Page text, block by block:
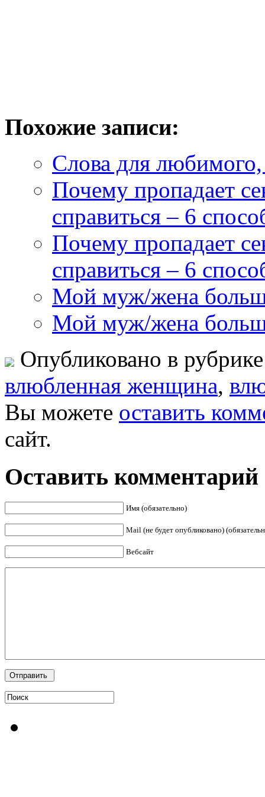
Похожие записи:
Слова для
Почему пропадает
справиться – 6
Почему пропадает
справиться – 6
Мой муж/жена
Мой муж/жена
Опубликовано в
влюбленная женщина,
Вы можете оставить
сайт.
Оставить комментарий
Имя (обязательно)
Mail (не будет опубликовано)
Вебсайт